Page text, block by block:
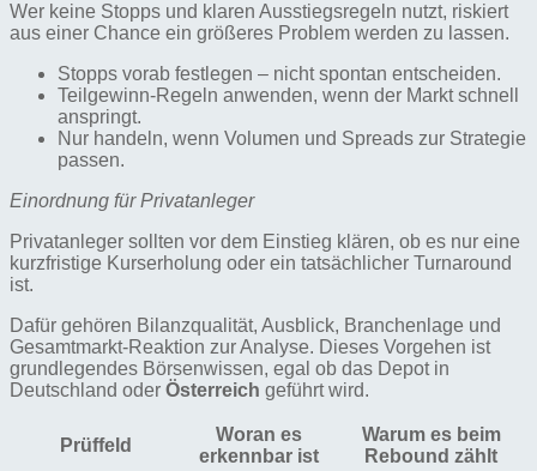
Wer keine Stopps und klaren Ausstiegsregeln nutzt, riskiert
aus einer Chance ein größeres Problem werden zu lassen.
Stopps vorab festlegen – nicht spontan entscheiden.
Teilgewinn-Regeln anwenden, wenn der Markt schnell
anspringt.
Nur handeln, wenn Volumen und Spreads zur Strategie
passen.
Einordnung für Privatanleger
Privatanleger sollten vor dem Einstieg klären, ob es nur eine
kurzfristige Kurserholung oder ein tatsächlicher Turnaround
ist.
Dafür gehören Bilanzqualität, Ausblick, Branchenlage und
Gesamtmarkt-Reaktion zur Analyse. Dieses Vorgehen ist
grundlegendes Börsenwissen, egal ob das Depot in
Deutschland oder Österreich geführt wird.
Prüffeld
Woran es
erkennbar ist
Warum es beim
Rebound zählt